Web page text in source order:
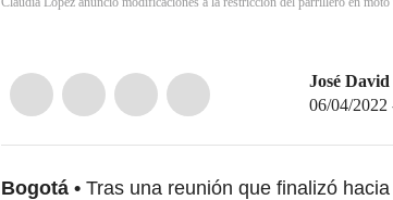
José
06/04/2022
Bogotá
Tras una reunión que finalizó